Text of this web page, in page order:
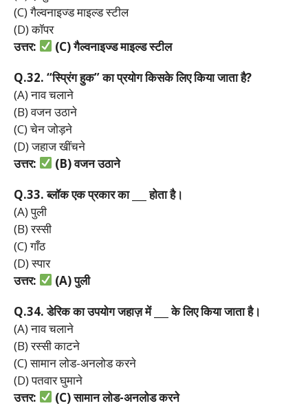
(C) गैल्वनाइज्ड माइल्ड स्टील
(D) कॉपर
उत्तर:
(C)गैल्वनाइज्डमाइल्डस्टील
Q.32. “स्प्रिंगहुक”काप्रयोगकिसकेलिएकियाजाताहै?
(A) नाव चलाने
(B) वजन उठाने
(C) चेन जोड़ने
(D) जहाज खींचने
उत्तर:
(B)वजनउठाने
Q.33.ब्लॉकएकप्रकारका ___होताहै।
(A) पुली
(B) रस्सी
(C) गाँठ
(D) स्पार
उत्तर:
(A)पुली
Q.34.डेरिककाउपयोगजहाज़में ___केलिएकियाजाताहै।
(A) नाव चलाने
(B) रस्सी काटने
(C) सामान लोड-अनलोड करने
(D) पतवार घुमाने
उत्तर:
(C)सामानलोड-अनलोडकरने